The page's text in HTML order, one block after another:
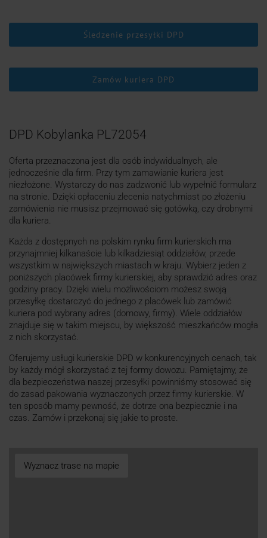
Śledzenie przesyłki DPD
Zamów kuriera DPD
DPD Kobylanka PL72054
Oferta przeznaczona jest dla osób indywidualnych, ale
jednocześnie dla firm. Przy tym zamawianie kuriera jest
niezłożone. Wystarczy do nas zadzwonić lub wypełnić formularz
na stronie. Dzięki opłaceniu zlecenia natychmiast po złożeniu
zamówienia nie musisz przejmować się gotówką, czy drobnymi
dla kuriera.
Każda z dostępnych na polskim rynku firm kurierskich ma
przynajmniej kilkanaście lub kilkadziesiąt oddziałów, przede
wszystkim w największych miastach w kraju. Wybierz jeden z
poniższych placówek firmy kurierskiej, aby sprawdzić adres oraz
godziny pracy. Dzięki wielu możliwościom możesz swoją
przesyłkę dostarczyć do jednego z placówek lub zamówić
kuriera pod wybrany adres (domowy, firmy). Wiele oddziałów
znajduje się w takim miejscu, by większość mieszkańców mogła
z nich skorzystać.
Oferujemy usługi kurierskie DPD w konkurencyjnych cenach, tak
by każdy mógł skorzystać z tej formy dowozu. Pamiętajmy, że
dla bezpieczeństwa naszej przesyłki powinniśmy stosować się
do zasad pakowania wyznaczonych przez firmy kurierskie. W
ten sposób mamy pewność, że dotrze ona bezpiecznie i na
czas. Zamów i przekonaj się jakie to proste.
Wyznacz trase na mapie